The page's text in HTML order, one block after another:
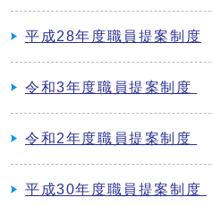
平成28年度職員提案制度
令和3年度職員提案制度
令和2年度職員提案制度
平成30年度職員提案制度